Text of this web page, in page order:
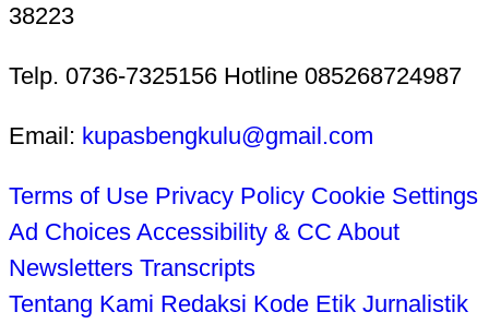
38223
Telp. 0736-7325156 Hotline 085268724987
Email: kupasbengkulu@gmail.com
Terms of Use Privacy Policy Cookie Settings
Ad Choices Accessibility & CC About
Newsletters Transcripts
Tentang Kami Redaksi Kode Etik Jurnalistik